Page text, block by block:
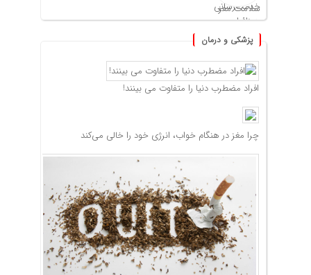
پزشکی و درمان
افراد مضطرب دنیا را متفاوت می بینند!
چرا مغز در هنگام خواب، انرژی خود را خالی می‌کند